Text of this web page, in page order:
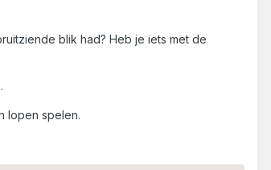
blik had? Heb je iets met de
lopen spelen.